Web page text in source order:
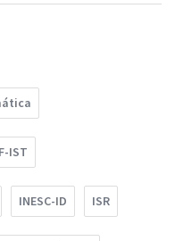
IST
INESC-ID ISR